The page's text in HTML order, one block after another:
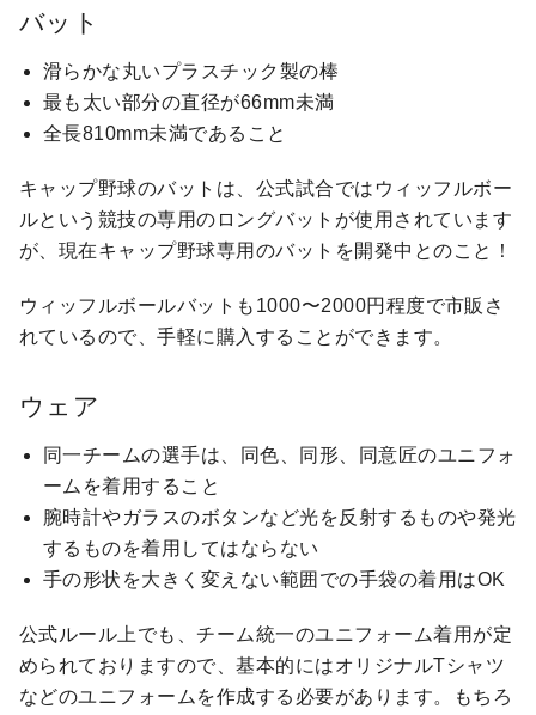
バット
滑らかな丸いプラスチック製の棒
最も太い部分の直径が66mm未満
全長810mm未満であること
キャップ野球のバットは、公式試合ではウィッフルボー
ルという競技の専用のロングバットが使用されています
が、現在キャップ野球専用のバットを開発中とのこと！
ウィッフルボールバットも1000〜2000円程度で市販さ
れているので、手軽に購入することができます。
ウェア
同一チームの選手は、同色、同形、同意匠のユニフォ
ームを着用すること
腕時計やガラスのボタンなど光を反射するものや発光
するものを着用してはならない
手の形状を大きく変えない範囲での手袋の着用はOK
公式ルール上でも、チーム統一のユニフォーム着用が定
められておりますので、基本的にはオリジナルTシャツ
などのユニフォームを作成する必要があります。もちろ